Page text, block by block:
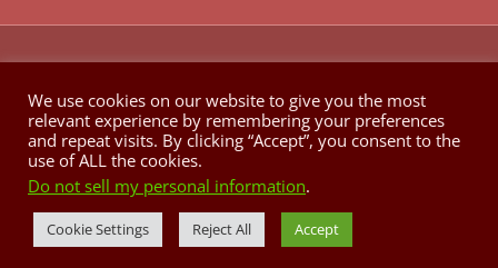
Facebook
X YouTubeInstagram
We use cookies on our website to give you the most
relevant experience by remembering your preferences
and repeat visits. By clicking “Accept”, you consent to the
use of ALL the cookies.
Do not sell my personal information.
Cookie Settings Reject All Accept